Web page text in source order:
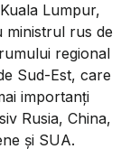
Lumpur,
ministrul rus de
regional
Sud-Est, care
importanți
Rusia, China,
și SUA.